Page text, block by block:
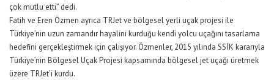
çok mutlu etti” dedi.
Fatih ve Eren Özmen ayrıca TRJet ve bölgesel yerli uçak projesi ile
Türkiye’nin uzun zamandır hayalini kurduğu kendi yolcu uçağını tasarlama
hedefini gerçekleştirmek için çalışıyor. Özmenler, 2015 yılında SSİK kararıyla
Türkiye’nin Bölgesel Uçak Projesi kapsamında bölgesel jet uçağı üretmek
üzere TRJet’i kurdu.